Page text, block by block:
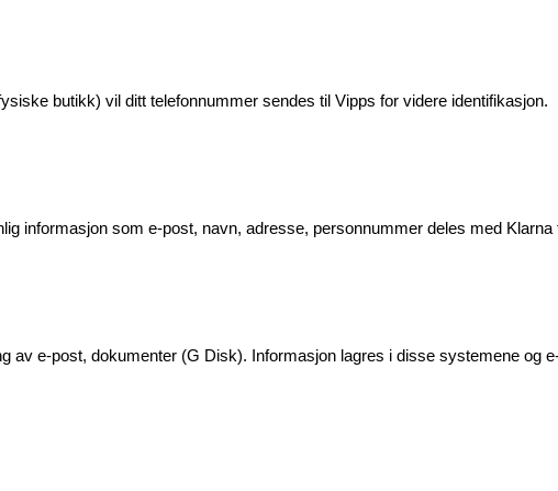
butikk) vil ditt telefonnummer sendes til Vipps for videre identifikasjon.
informasjon som e-post, navn, adresse, personnummer deles med Klarna
av e-post, dokumenter (G Disk). Informasjon lagres i disse systemene og